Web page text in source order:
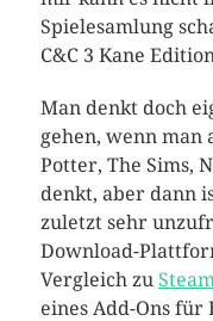
Spielesamlung
C&C 3 Kane
Man denkt doch
gehen, wenn
Potter, The Sims,
denkt, aber dann
zuletzt sehr
Download-
Vergleich zu
eines Add-Ons für